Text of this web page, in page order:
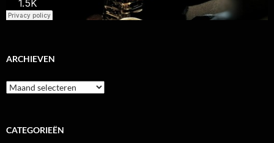
ARCHIEVEN
Archieven
CATEGORIEËN